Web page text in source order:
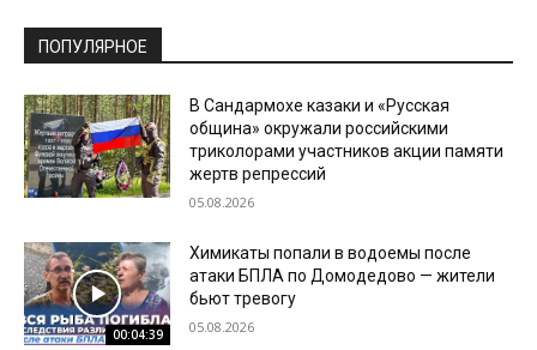
ПОПУЛЯРНОЕ
В Сандармохе казаки и «Русская
община» окружали российскими
триколорами участников акции памяти
жертв репрессий
05.08.2026
00:04:39
Химикаты попали в водоемы после
атаки БПЛА по Домодедово — жители
бьют тревогу
05.08.2026